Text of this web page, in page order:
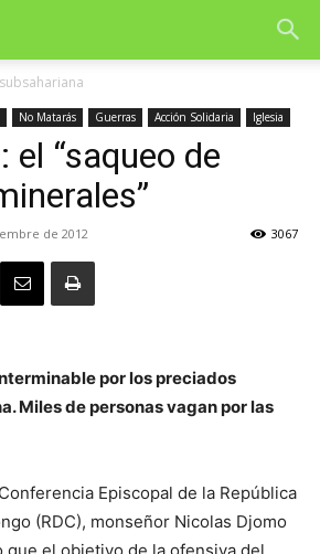
No Matarás Guerras Acción Solidaria Iglesia
el “saqueo de
de 2012 3067
por los preciados
Miles de personas vagan por las
Episcopal de la República
(RDC), monseñor Nicolas Djomo